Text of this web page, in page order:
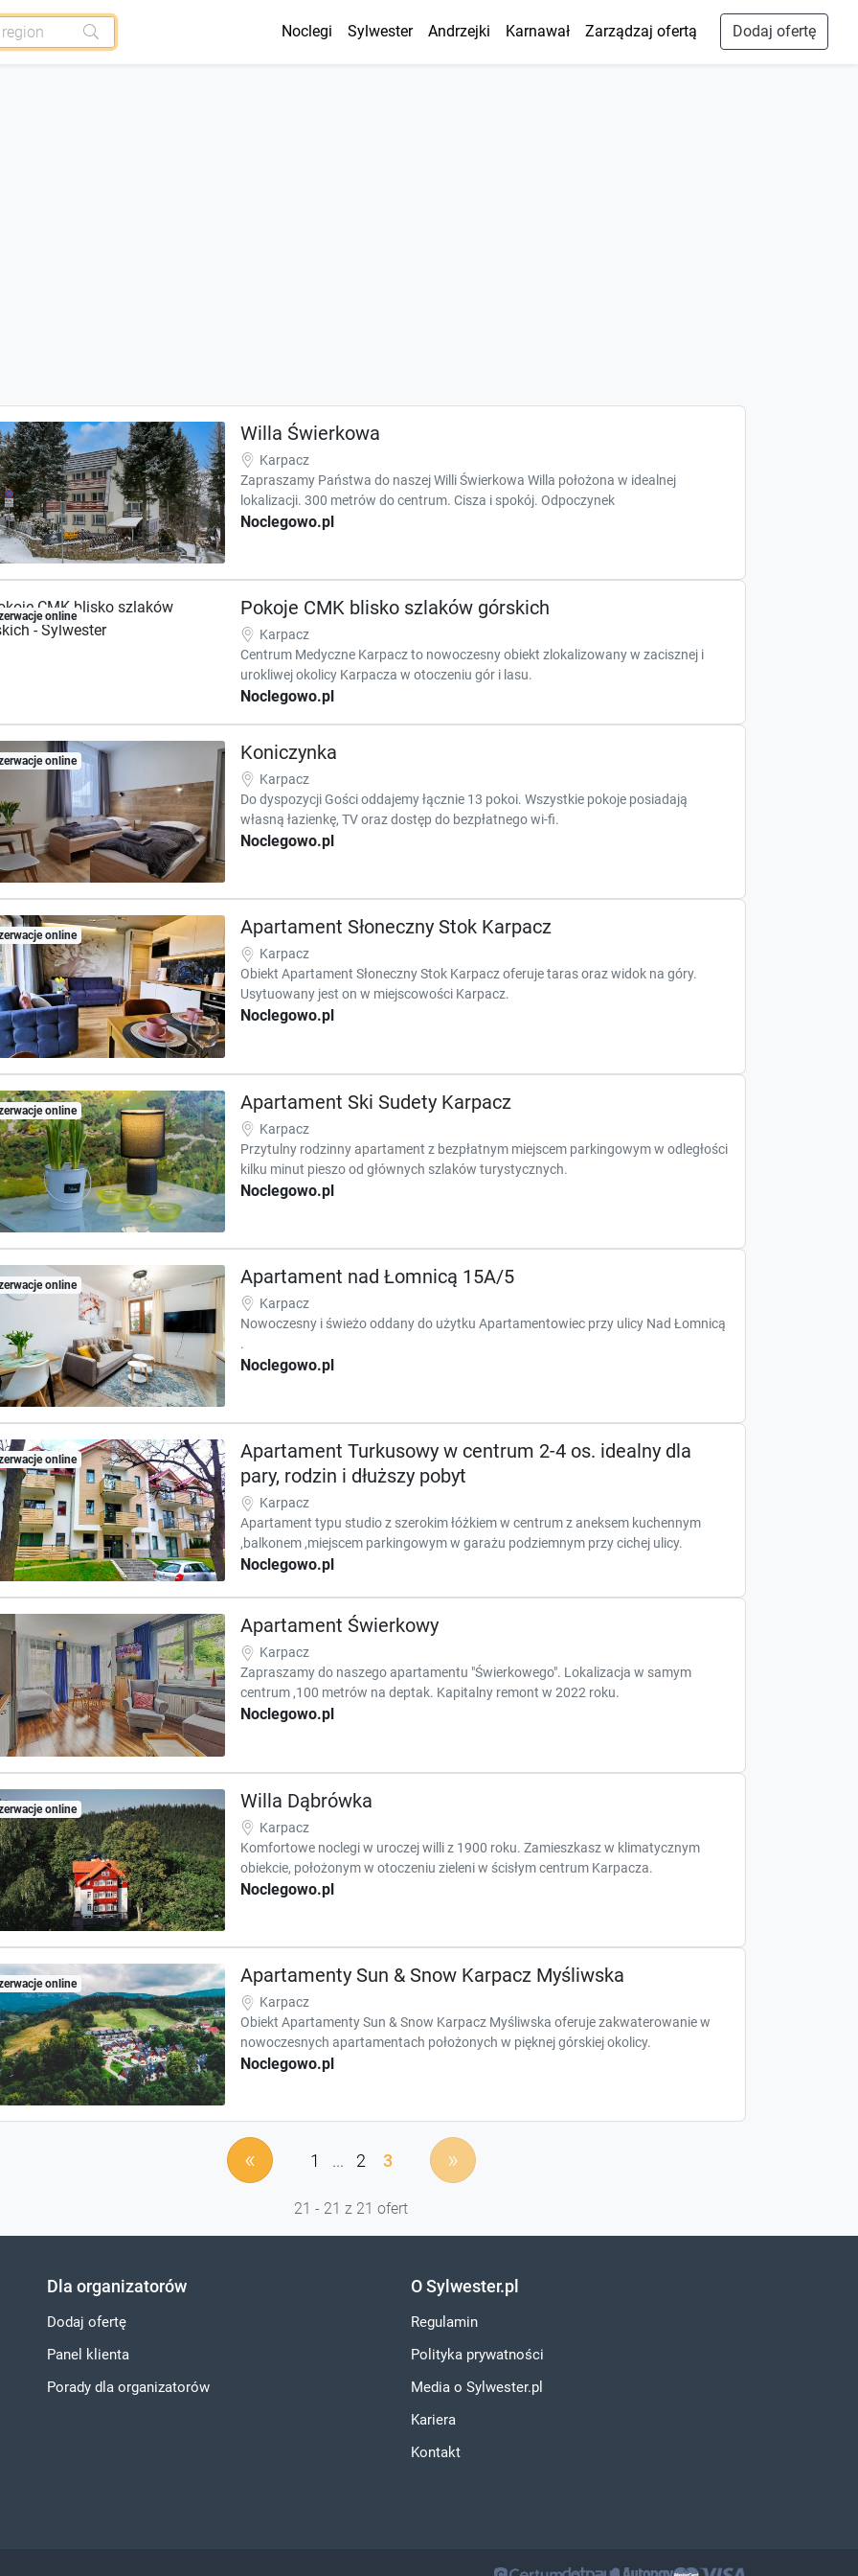
Noclegi Sylwester Andrzejki Karnawał Zarządzaj ofertą Dodaj ofertę
Willa Świerkowa
Karpacz
Zapraszamy Państwa do naszej Willi Świerkowa Willa położona w idealnej
lokalizacji. 300 metrów do centrum. Cisza i spokój. Odpoczynek
Noclegowo.pl
online Pokoje CMK blisko szlaków górskich
Karpacz
Centrum Medyczne Karpacz to nowoczesny obiekt zlokalizowany w zacisznej i
urokliwej okolicy Karpacza w otoczeniu gór i lasu.
Noclegowo.pl
online Koniczynka
Karpacz
Do dyspozycji Gości oddajemy łącznie 13 pokoi. Wszystkie pokoje posiadają
własną łazienkę, TV oraz dostęp do bezpłatnego wi-fi.
Noclegowo.pl
online Apartament Słoneczny Stok Karpacz
Karpacz
Obiekt Apartament Słoneczny Stok Karpacz oferuje taras oraz widok na góry.
Usytuowany jest on w miejscowości Karpacz.
Noclegowo.pl
online Apartament Ski Sudety Karpacz
Karpacz
Przytulny rodzinny apartament z bezpłatnym miejscem parkingowym w odległości
kilku minut pieszo od głównych szlaków turystycznych.
Noclegowo.pl
online Apartament nad Łomnicą 15A/5
Karpacz
Nowoczesny i świeżo oddany do użytku Apartamentowiec przy ulicy Nad Łomnicą
.
Noclegowo.pl
online
Apartament Turkusowy w centrum 2-4 os. idealny dla
pary, rodzin i dłuższy pobyt
Karpacz
Apartament typu studio z szerokim łóżkiem w centrum z aneksem kuchennym
,balkonem ,miejscem parkingowym w garażu podziemnym przy cichej ulicy.
Noclegowo.pl
Apartament Świerkowy
Karpacz
Zapraszamy do naszego apartamentu "Świerkowego". Lokalizacja w samym
centrum ,100 metrów na deptak. Kapitalny remont w 2022 roku.
Noclegowo.pl
online Willa Dąbrówka
Karpacz
Komfortowe noclegi w uroczej willi z 1900 roku. Zamieszkasz w klimatycznym
obiekcie, położonym w otoczeniu zieleni w ścisłym centrum Karpacza.
Noclegowo.pl
online Apartamenty Sun & Snow Karpacz Myśliwska
Karpacz
Obiekt Apartamenty Sun & Snow Karpacz Myśliwska oferuje zakwaterowanie w
nowoczesnych apartamentach położonych w pięknej górskiej okolicy.
Noclegowo.pl
« 1 ... 2 3 »
21 - 21 z 21 ofert
Dla organizatorów
Dodaj ofertę
Panel klienta
Porady dla organizatorów
O Sylwester.pl
Regulamin
Polityka prywatności
Media o Sylwester.pl
Kariera
Kontakt